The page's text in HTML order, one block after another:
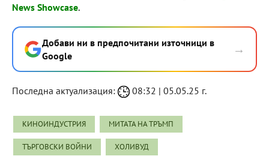
News Showcase.
Добави ни в предпочитани източници в
Google
→
Последна актуализация: 08:32 | 05.05.25 г.
КИНОИНДУСТРИЯ МИТАТА НА ТРЪМП
ТЪРГОВСКИ ВОЙНИ ХОЛИВУД